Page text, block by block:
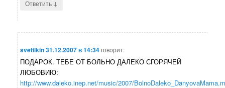
Ответить ↓
svetilkin31.12.2007 в 14:34говорит:
ПОДАРОК. ТЕБЕ ОТ БОЛЬНО ДАЛЕКО СГОРЯЧЕЙ
ЛЮБОВИЮ:
http://www.daleko.inep.net/music/2007/